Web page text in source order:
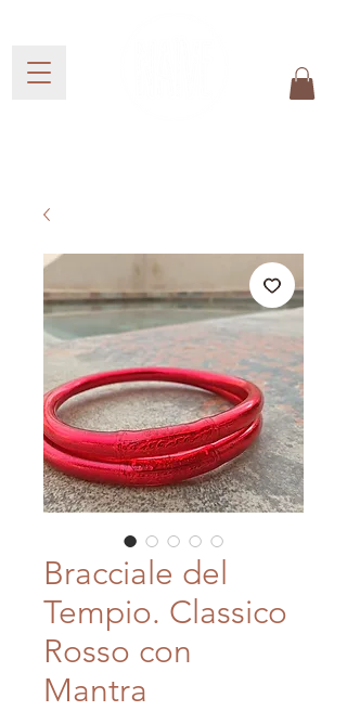
Bracciale del
Tempio. Classico
Rosso con
Mantra